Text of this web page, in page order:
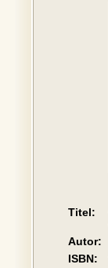
Titel:
Autor:
ISBN: